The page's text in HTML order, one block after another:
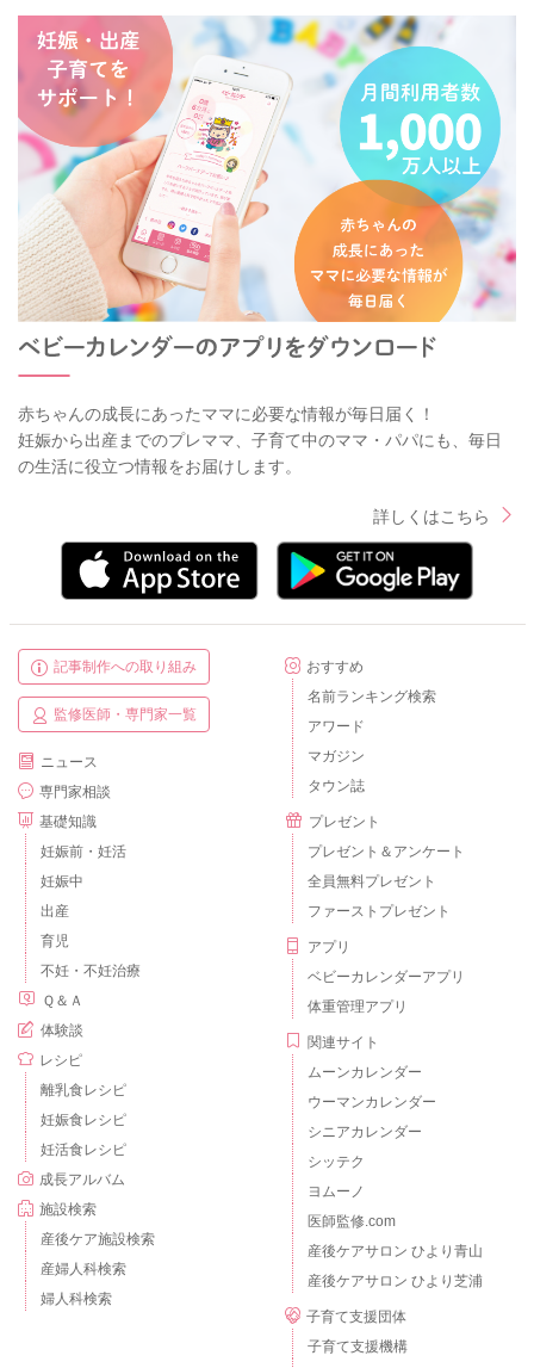
赤ちゃんの成長にあったママに必要な情報が毎日届く！
妊娠から出産までのプレママ、子育て中のママ・パパにも、毎日
の生活に役立つ情報をお届けします。
詳しくはこちら
記事制作への取り組み
監修医師・専門家一覧
ニュース
専門家相談
基礎知識
妊娠前・妊活
妊娠中
出産
育児
不妊・不妊治療
Ｑ＆Ａ
体験談
レシピ
離乳食レシピ
妊娠食レシピ
妊活食レシピ
成長アルバム
施設検索
産後ケア施設検索
産婦人科検索
婦人科検索
おすすめ
名前ランキング検索
アワード
マガジン
タウン誌
プレゼント
プレゼント＆アンケート
全員無料プレゼント
ファーストプレゼント
アプリ
ベビーカレンダーアプリ
体重管理アプリ
関連サイト
ムーンカレンダー
ウーマンカレンダー
シニアカレンダー
シッテク
ヨムーノ
医師監修.com
産後ケアサロン ひより青山
産後ケアサロン ひより芝浦
子育て支援団体
子育て支援機構